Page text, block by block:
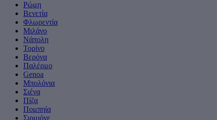
Ρώμη
Βενετία
Φλωρεντία
Μιλάνο
Νάπολη
Τορίνο
Βερόνα
Παλέρμο
Genoa
Μπολόνια
Σιένα
Πίζα
Πομπηία
Σιρμιόνε